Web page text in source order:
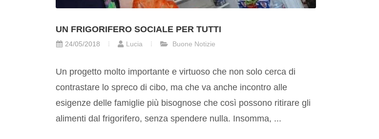
UN FRIGORIFERO SOCIALE PER TUTTI
24/05/2018 Lucia Buone Notizie
Un progetto molto importante e virtuoso che non solo cerca di
contrastare lo spreco di cibo, ma che va anche incontro alle
esigenze delle famiglie più bisognose che così possono ritirare gli
alimenti dal frigorifero, senza spendere nulla. Insomma, ...